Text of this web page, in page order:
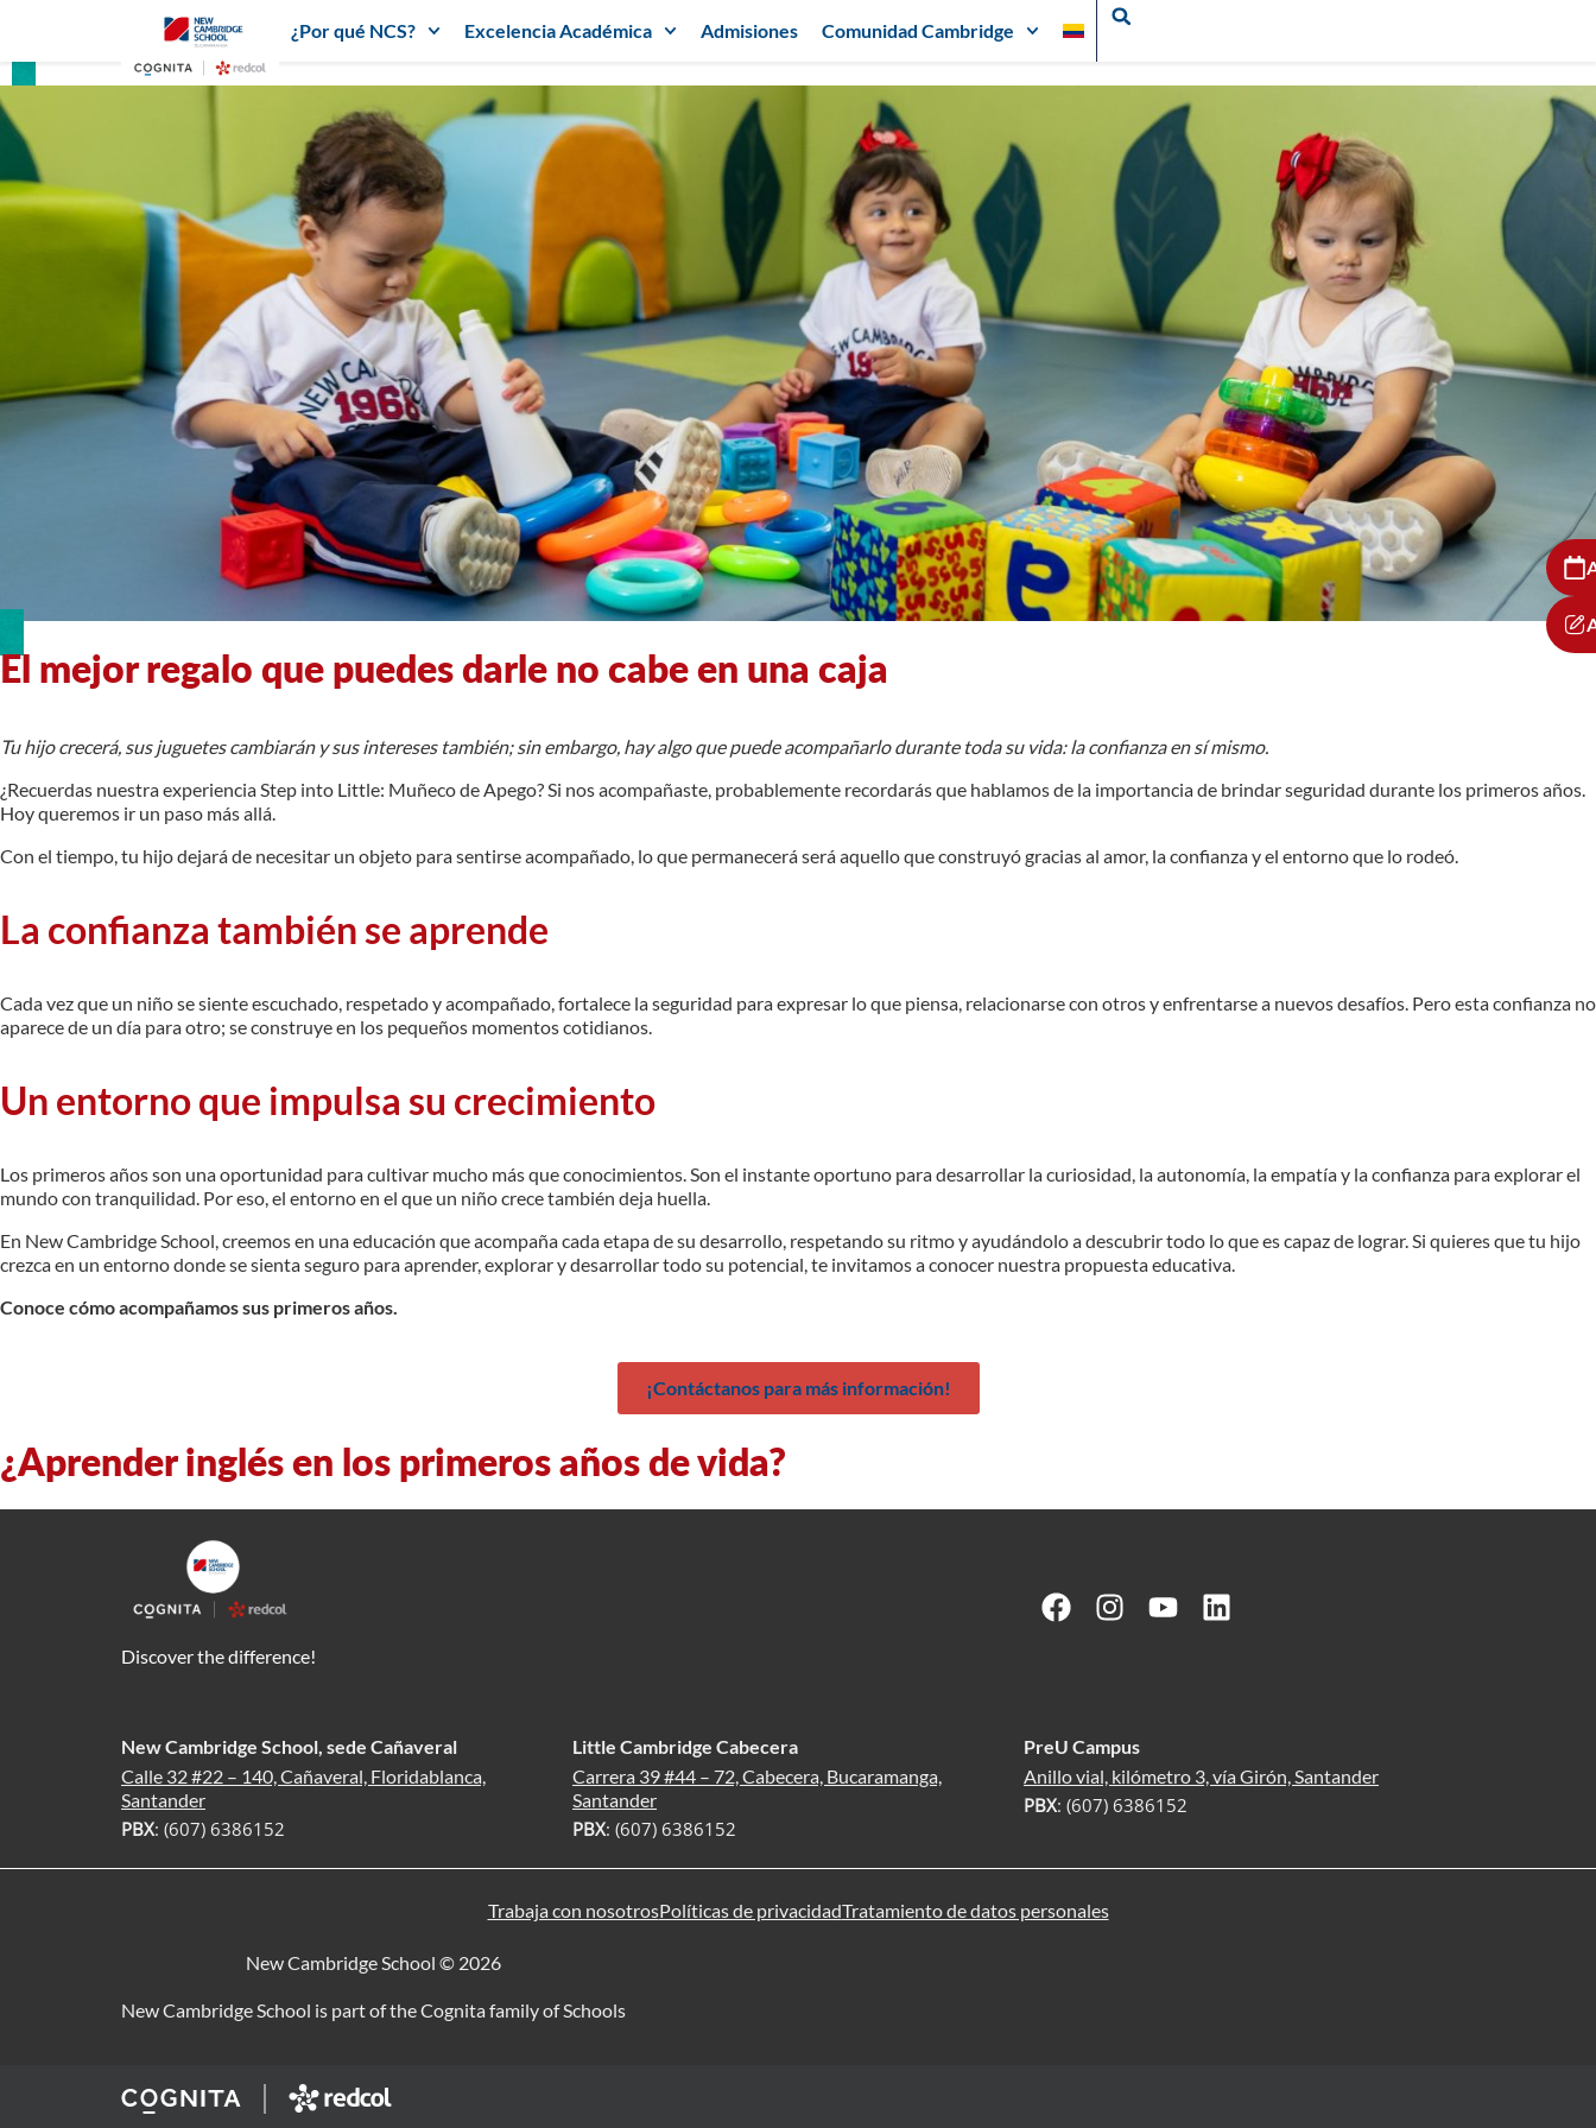
¿Por qué NCS? Excelencia Académica Admisiones Comunidad Cambridge
El mejor regalo que puedes darle no cabe en una caja
Tu hijo crecerá, sus juguetes cambiarán y sus intereses también; sin embargo, hay algo que puede acompañarlo durante toda su vida: la confianza en sí mismo.
¿Recuerdas nuestra experiencia Step into Little: Muñeco de Apego? Si nos acompañaste, probablemente recordarás que hablamos de la importancia de brindar seguridad durante los primeros años.
Hoy queremos ir un paso más allá.
Con el tiempo, tu hijo dejará de necesitar un objeto para sentirse acompañado, lo que permanecerá será aquello que construyó gracias al amor, la confianza y el entorno que lo rodeó.
La confianza también se aprende
Cada vez que un niño se siente escuchado, respetado y acompañado, fortalece la seguridad para expresar lo que piensa, relacionarse con otros y enfrentarse a nuevos desafíos. Pero esta confianza no
aparece de un día para otro; se construye en los pequeños momentos cotidianos.
Un entorno que impulsa su crecimiento
Los primeros años son una oportunidad para cultivar mucho más que conocimientos. Son el instante oportuno para desarrollar la curiosidad, la autonomía, la empatía y la confianza para explorar el
mundo con tranquilidad. Por eso, el entorno en el que un niño crece también deja huella.
En New Cambridge School, creemos en una educación que acompaña cada etapa de su desarrollo, respetando su ritmo y ayudándolo a descubrir todo lo que es capaz de lograr. Si quieres que tu hijo
crezca en un entorno donde se sienta seguro para aprender, explorar y desarrollar todo su potencial, te invitamos a conocer nuestra propuesta educativa.
Conoce cómo acompañamos sus primeros años.
¡Contáctanos para más información!
¿Aprender inglés en los primeros años de vida?
Discover the difference!
New Cambridge School, sede Cañaveral
Calle 32 #22 – 140, Cañaveral, Floridablanca,
Santander
PBX: (607) 6386152
Little Cambridge Cabecera
Carrera 39 #44 – 72, Cabecera, Bucaramanga,
Santander
PBX: (607) 6386152
PreU Campus
Anillo vial, kilómetro 3, vía Girón, Santander
PBX: (607) 6386152
Trabaja con nosotrosPolíticas de privacidadTratamiento de datos personales
New Cambridge School © 2026
New Cambridge School is part of the Cognita family of Schools